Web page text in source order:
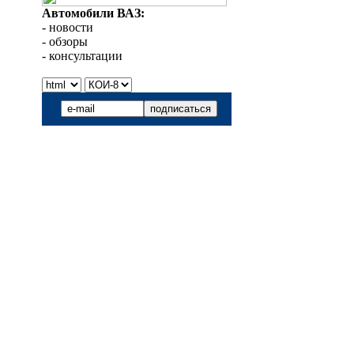
Автомобили ВАЗ:
- новости
- обзоры
- консультации